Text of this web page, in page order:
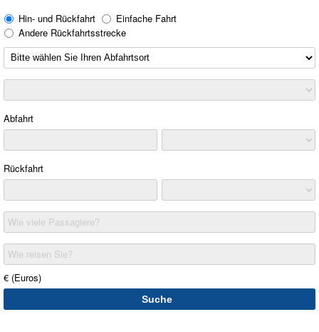
Hin- und Rückfahrt
Einfache Fahrt
Andere Rückfahrtsstrecke
Abfahrt
Rückfahrt
Wie viele Passagiere?
Wie reisen Sie?
€ (Euros)
Suche